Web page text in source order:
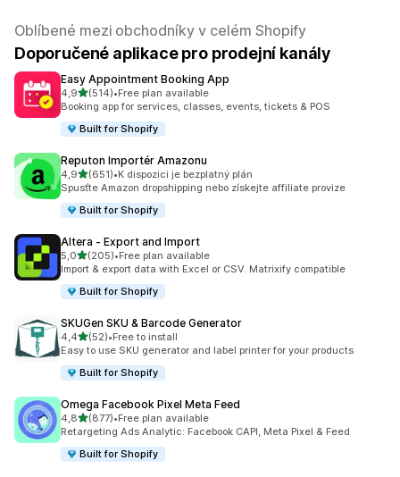
Oblíbené mezi obchodníky v celém Shopify
Doporučené aplikace pro prodejní kanály
Easy Appointment Booking App
4,9z 5 hvězd
(514)
Celkový počet recenzí: 514
•Free plan available
Booking app for services, classes, events, tickets & POS
Built for Shopify
Reputon Importér Amazonu
4,9z 5 hvězd
(651)
Celkový počet recenzí: 651
•K dispozici je bezplatný plán
Spusťte Amazon dropshipping nebo získejte affiliate provize
Built for Shopify
Altera ‑ Export and Import
5,0z 5 hvězd
(205)
Celkový počet recenzí: 205
•Free plan available
Import & export data with Excel or CSV. Matrixify compatible
Built for Shopify
SKUGen SKU & Barcode Generator
4,4z 5 hvězd
(52)
Celkový počet recenzí: 52
•Free to install
Easy to use SKU generator and label printer for your products
Built for Shopify
Omega Facebook Pixel Meta Feed
4,8z 5 hvězd
(877)
Celkový počet recenzí: 877
•Free plan available
Retargeting Ads Analytic: Facebook CAPI, Meta Pixel & Feed
Built for Shopify